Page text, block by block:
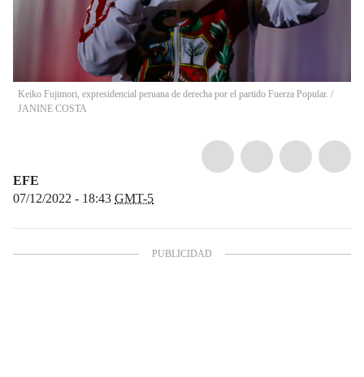
Keiko Fujimori, expresidencial peruana de derecha por el partido Fuerza Popular. /
JANINE COSTA
EFE
07/12/2022 - 18:43 GMT-5